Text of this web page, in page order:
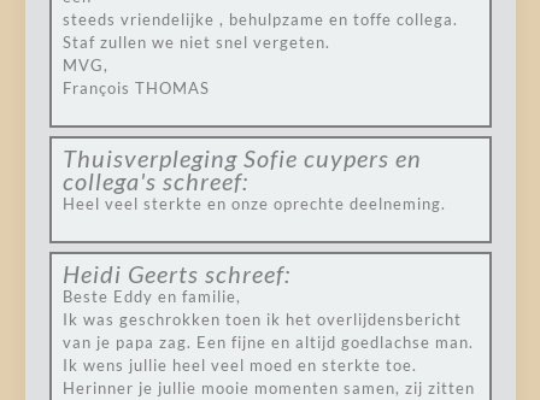
steeds vriendelijke , behulpzame en toffe collega.
Staf zullen we niet snel vergeten.
MVG,
François THOMAS
Thuisverpleging Sofie cuypers en
collega's schreef:
Heel veel sterkte en onze oprechte deelneming.
Heidi Geerts schreef:
Beste Eddy en familie,
Ik was geschrokken toen ik het overlijdensbericht
van je papa zag. Een fijne en altijd goedlachse man.
Ik wens jullie heel veel moed en sterkte toe.
Herinner je jullie mooie momenten samen, zij zitten